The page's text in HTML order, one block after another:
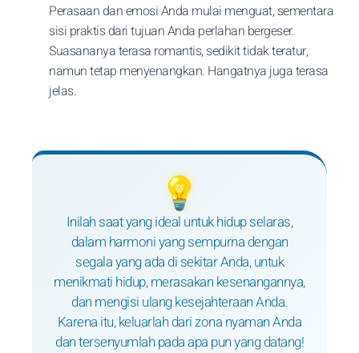
Perasaan dan emosi Anda mulai menguat, sementara
sisi praktis dari tujuan Anda perlahan bergeser.
Suasananya terasa romantis, sedikit tidak teratur,
namun tetap menyenangkan. Hangatnya juga terasa
jelas.
💡
Inilah saat yang ideal untuk hidup selaras,
dalam harmoni yang sempurna dengan
segala yang ada di sekitar Anda, untuk
menikmati hidup, merasakan kesenangannya,
dan mengisi ulang kesejahteraan Anda.
Karena itu, keluarlah dari zona nyaman Anda
dan tersenyumlah pada apa pun yang datang!